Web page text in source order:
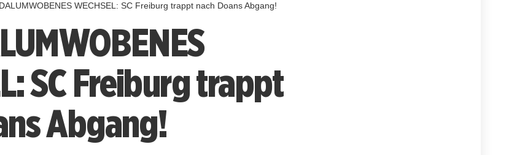
WECHSEL: SC Freiburg trappt nach Doans Abgang!
SC Freiburg trappt
Abgang!